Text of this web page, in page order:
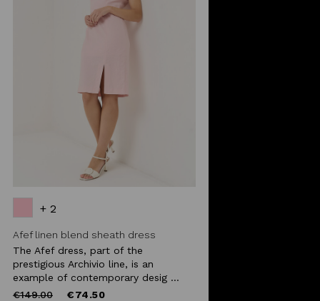
+ 2
Afef linen blend sheath dress
The Afef dress, part of the
prestigious Archivio line, is an
example of contemporary desig ...
Price
€149.00to €74.50